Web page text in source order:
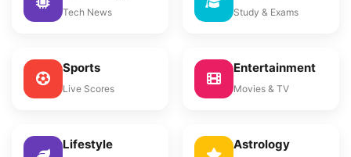
Tech News Study & Exams
Sports
Live Scores
Entertainment
Movies & TV
Lifestyle Astrology